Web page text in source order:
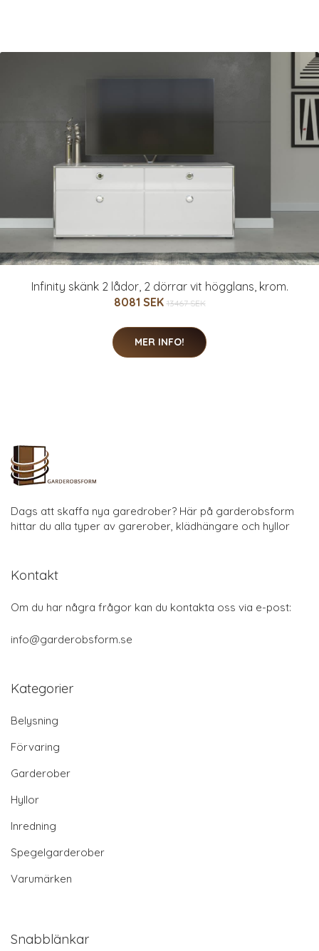
Infinity skänk 2 lådor, 2 dörrar vit högglans, krom.
8081 SEK 13467 SEK
MER INFO!
Dags att skaffa nya garedrober? Här på garderobsform
hittar du alla typer av garerober, klädhängare och hyllor
Kontakt
Om du har några frågor kan du kontakta oss via e-post:
info@garderobsform.se
Kategorier
Belysning
Förvaring
Garderober
Hyllor
Inredning
Spegelgarderober
Varumärken
Snabblänkar